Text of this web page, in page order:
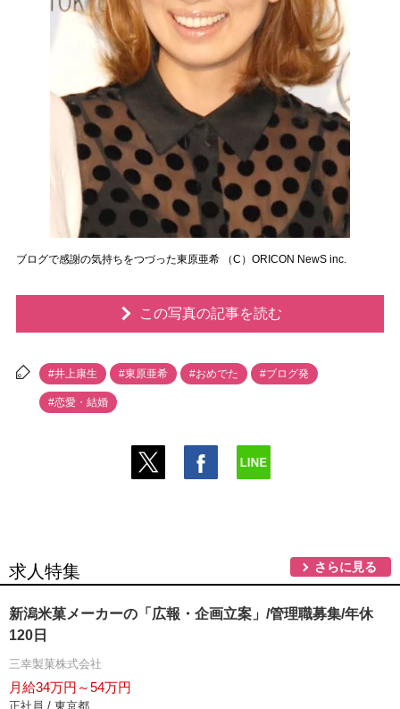
ブログで感謝の気持ちをつづった東原亜希 （C）ORICON NewS inc.
この写真の記事を読む
#井上康生 #東原亜希 #おめでた #ブログ発
#恋愛・結婚
求人特集 さらに見る
新潟米菓メーカーの「広報・企画立案」/管理職募集/年休
120日
三幸製菓株式会社
月給34万円～54万円
正社員 / 東京都